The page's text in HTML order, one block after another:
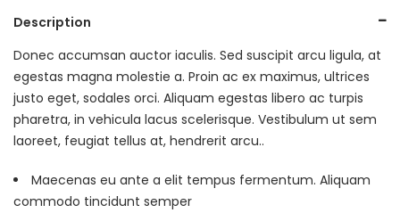
Description
Donec accumsan auctor iaculis. Sed suscipit arcu ligula, at
egestas magna molestie a. Proin ac ex maximus, ultrices
justo eget, sodales orci. Aliquam egestas libero ac turpis
pharetra, in vehicula lacus scelerisque. Vestibulum ut sem
laoreet, feugiat tellus at, hendrerit arcu..
Maecenas eu ante a elit tempus fermentum. Aliquam
commodo tincidunt semper